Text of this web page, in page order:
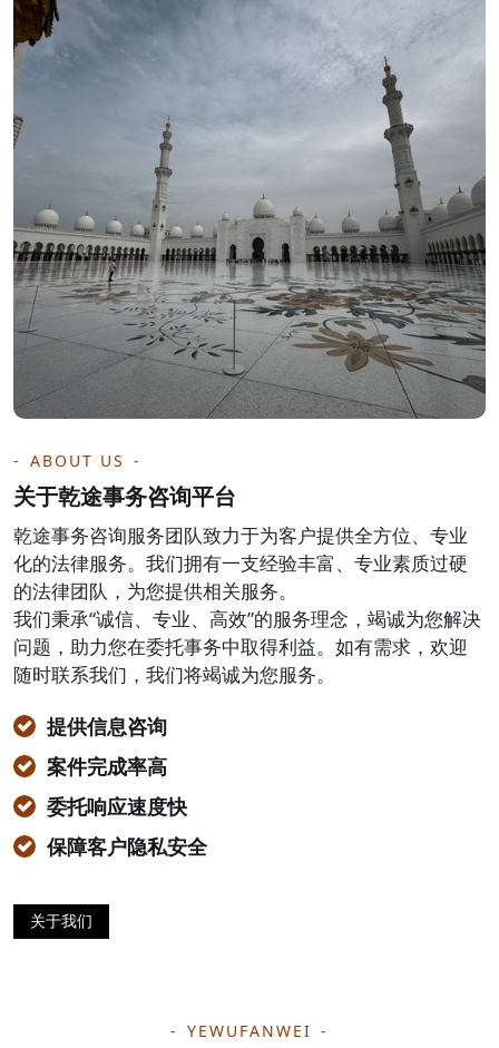
ABOUT US
关于乾途事务咨询平台
乾途事务咨询服务团队致力于为客户提供全方位、专业
化的法律服务。我们拥有一支经验丰富、专业素质过硬
的法律团队，为您提供相关服务。
我们秉承“诚信、专业、高效”的服务理念，竭诚为您解决
问题，助力您在委托事务中取得利益。如有需求，欢迎
随时联系我们，我们将竭诚为您服务。
提供信息咨询
案件完成率高
委托响应速度快
保障客户隐私安全
关于我们
YEWUFANWEI